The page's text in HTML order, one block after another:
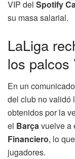
VIP del Spotify
su masa salarial.
LaLiga
los palcos
En un
del club no validó
obtenidos por la
el Barçavuelve a
Financiero, lo
jugadores.